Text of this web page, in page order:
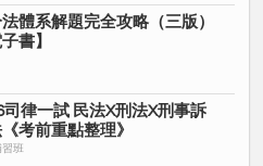
體系解題完全攻略（三版）
子書】
司律一試 民法X刑法X刑事訴
考前重點整理》
習班